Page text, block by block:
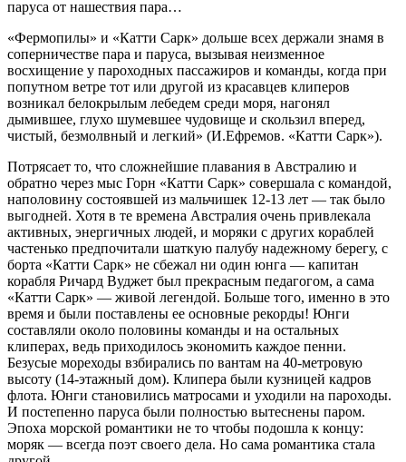
паруса от нашествия пара…
«Фермопилы» и «Катти Сарк» дольше всех держали знамя в
соперничестве пара и паруса, вызывая неизменное
восхищение у пароходных пассажиров и команды, когда при
попутном ветре тот или другой из красавцев клиперов
возникал белокрылым лебедем среди моря, нагонял
дымившее, глухо шумевшее чудовище и скользил вперед,
чистый, безмолвный и легкий» (И.Ефремов. «Катти Сарк»).
Потрясает то, что сложнейшие плавания в Австралию и
обратно через мыс Горн «Катти Сарк» совершала с командой,
наполовину состоявшей из мальчишек 12-13 лет — так было
выгодней. Хотя в те времена Австралия очень привлекала
активных, энергичных людей, и моряки с других кораблей
частенько предпочитали шаткую палубу надежному берегу, с
борта «Катти Сарк» не сбежал ни один юнга — капитан
корабля Ричард Вуджет был прекрасным педагогом, а сама
«Катти Сарк» — живой легендой. Больше того, именно в это
время и были поставлены ее основные рекорды! Юнги
составляли около половины команды и на остальных
клиперах, ведь приходилось экономить каждое пенни.
Безусые мореходы взбирались по вантам на 40-метровую
высоту (14-этажный дом). Клипера были кузницей кадров
флота. Юнги становились матросами и уходили на пароходы.
И постепенно паруса были полностью вытеснены паром.
Эпоха морской романтики не то чтобы подошла к концу:
моряк — всегда поэт своего дела. Но сама романтика стала